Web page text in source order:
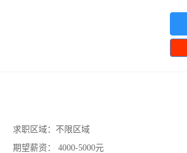
求职区域： 不限区域
期望薪资：
4000-5000元